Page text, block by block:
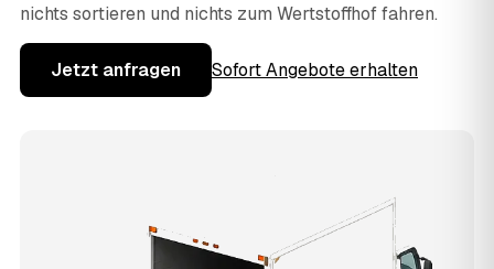
nichts sortieren und nichts zum Wertstoffhof fahren.
Jetzt anfragen Sofort Angebote erhalten